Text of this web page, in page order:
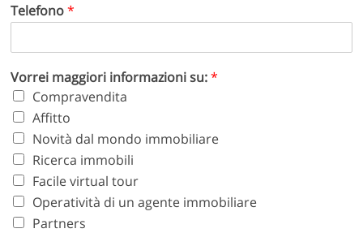
Telefono*
Vorrei maggiori informazioni su:*
Compravendita
Affitto
Novità dal mondo immobiliare
Ricerca immobili
Facile virtual tour
Operatività di un agente immobiliare
Partners